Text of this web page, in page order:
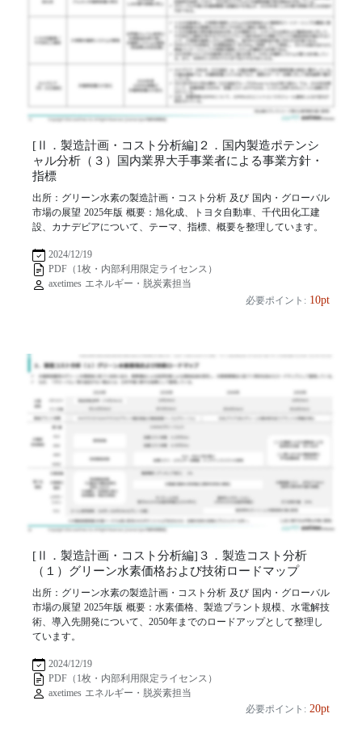
[Ⅱ．製造計画・コスト分析編]２．国内製造ポテンシ
ャル分析（３）国内業界大手事業者による事業方針・
指標
出所：グリーン水素の製造計画・コスト分析 及び 国内・グローバル
市場の展望 2025年版 概要：旭化成、トヨタ自動車、千代田化工建
設、カナデビアについて、テーマ、指標、概要を整理しています。
2024/12/19
PDF（1枚・内部利用限定ライセンス）
axetimes エネルギー・脱炭素担当
必要ポイント: 10pt
[Ⅱ．製造計画・コスト分析編]３．製造コスト分析
（１）グリーン水素価格および技術ロードマップ
出所：グリーン水素の製造計画・コスト分析 及び 国内・グローバル
市場の展望 2025年版 概要：水素価格、製造プラント規模、水電解技
術、導入先開発について、2050年までのロードアップとして整理し
ています。
2024/12/19
PDF（1枚・内部利用限定ライセンス）
axetimes エネルギー・脱炭素担当
必要ポイント: 20pt